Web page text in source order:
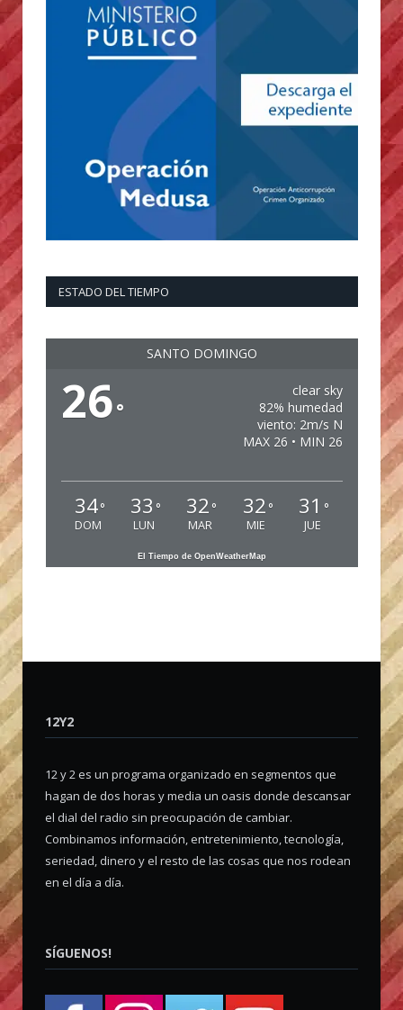
ESTADO DEL TIEMPO
SANTO DOMINGO
26°
clear sky
82% humedad
viento: 2m/s N
MAX 26 • MIN 26
34°
DOM
33 °
LUN
32 °
MAR
32 °
MIE
31 °
JUE
El Tiempo de OpenWeatherMap
12Y2
12 y 2 es un programa organizado en segmentos que
hagan de dos horas y media un oasis donde descansar
el dial del radio sin preocupación de cambiar.
Combinamos información, entretenimiento, tecnología,
seriedad, dinero y el resto de las cosas que nos rodean
en el día a día.
SÍGUENOS!